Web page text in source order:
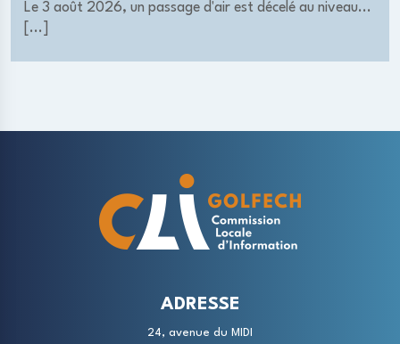
Le 3 août 2026, un passage d'air est décelé au niveau...
[...]
ADRESSE
24, avenue du MIDI